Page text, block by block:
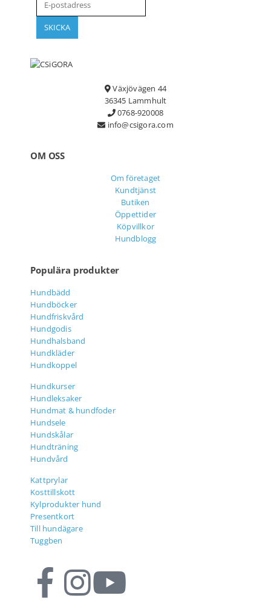
Växjövägen 44
36345 Lammhult
0768-920008
info@csigora.com
OM OSS
Om företaget
Kundtjänst
Butiken
Öppettider
Köpvillkor
Hundblogg
Populära produkter
Hundbädd
Hundböcker
Hundfriskvård
Hundgodis
Hundhalsband
Hundkläder
Hundkoppel
Hundkurser
Hundleksaker
Hundmat & hundfoder
Hundsele
Hundskålar
Hundträning
Hundvård
Kattprylar
Kosttillskott
Kylprodukter hund
Presentkort
Till hundägare
Tuggben